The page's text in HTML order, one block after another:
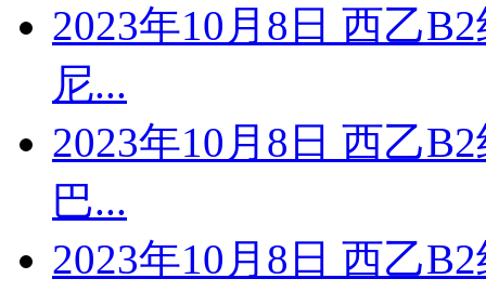
2023年10月8日 西乙
尼...
2023年10月8日 西乙
巴...
2023年10月8日 西乙